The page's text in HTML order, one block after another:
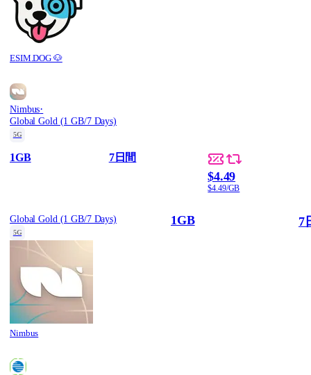
ESIM.DOG 🐶
Nimbus·
Global Gold (1 GB/7 Days)
5G
1GB 7日間
$4.49
$4.49/GB
Global Gold (1 GB/7 Days)
5G
Nimbus
1GB 7